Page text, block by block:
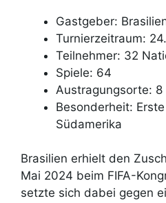
Gastgeber:
Turnierzeitraum:
Teilnehmer: 32
Spiele: 64
Austragungsorte:
Besonderheit:
Südamerika
Brasilien erhielt den
Mai 2024 beim FIFA-
setzte sich dabei gegen